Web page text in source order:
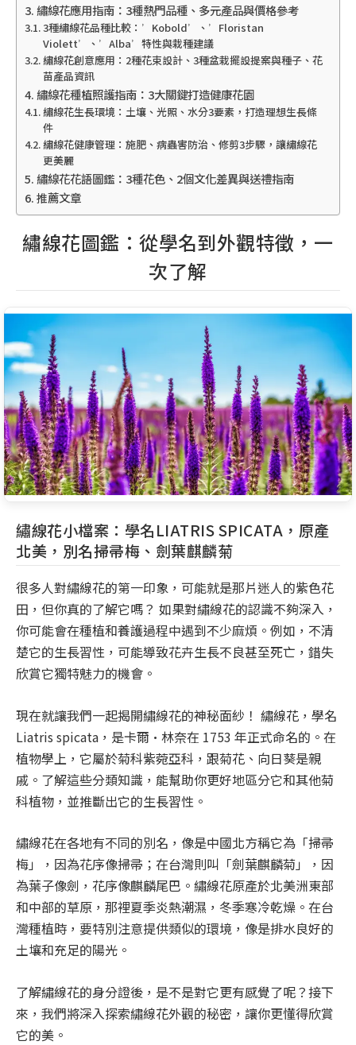
繡線花應用指南：3種熱門品種、多元產品與價格參考
3種繡線花品種比較：’Kobold’、’Floristan
Violett’、’Alba’特性與栽種建議
繡線花創意應用：2種花束設計、3種盆栽擺設提案與種子、花
苗產品資訊
繡線花種植照護指南：3大關鍵打造健康花園
繡線花生長環境：土壤、光照、水分3要素，打造理想生長條
件
繡線花健康管理：施肥、病蟲害防治、修剪3步驟，讓繡線花
更美麗
繡線花花語圖鑑：3種花色、2個文化差異與送禮指南
推薦文章
繡線花圖鑑：從學名到外觀特徵，一
次了解
繡線花小檔案：學名LIATRIS SPICATA，原產
北美，別名掃帚梅、劍葉麒麟菊
很多人對繡線花的第一印象，可能就是那片迷人的紫色花
田，但你真的了解它嗎？ 如果對繡線花的認識不夠深入，
你可能會在種植和養護過程中遇到不少麻煩。例如，不清
楚它的生長習性，可能導致花卉生長不良甚至死亡，錯失
欣賞它獨特魅力的機會。
現在就讓我們一起揭開繡線花的神秘面紗！ 繡線花，學名
Liatris spicata ，是卡爾·林奈在 1753 年正式命名的。在
植物學上，它屬於菊科紫菀亞科，跟菊花、向日葵是親
戚。了解這些分類知識，能幫助你更好地區分它和其他菊
科植物，並推斷出它的生長習性。
繡線花在各地有不同的別名，像是中國北方稱它為「掃帚
梅」，因為花序像掃帚；在台灣則叫「劍葉麒麟菊」，因
為葉子像劍，花序像麒麟尾巴。繡線花原產於北美洲東部
和中部的草原，那裡夏季炎熱潮濕，冬季寒冷乾燥。在台
灣種植時，要特別注意提供類似的環境，像是排水良好的
土壤和充足的陽光。
了解繡線花的身分證後，是不是對它更有感覺了呢？接下
來，我們將深入探索繡線花外觀的秘密，讓你更懂得欣賞
它的美。